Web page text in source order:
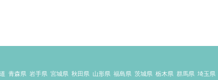
青森県 岩手県 宮城県 秋田県 山形県 福島県 茨城県 栃木県 群馬県 埼玉県